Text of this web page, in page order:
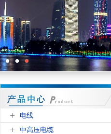
电线
中高压电缆